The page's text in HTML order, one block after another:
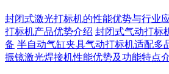
封闭式激光打标机的性能优势与行业
打标机产品优势介绍 封闭式气动打标
备 半自动气缸夹具气动打标机适配多
振镜激光焊接机性能优势及功能特点